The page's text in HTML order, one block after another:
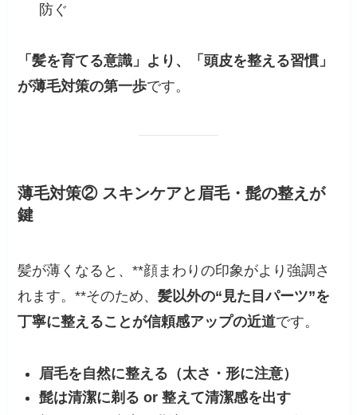
防ぐ
「髪を育てる意識」より、「頭皮を整える習慣」
が薄毛対策の第一歩です。
薄毛対策② スキンケアと眉毛・髭の整えが
鍵
髪が薄くなると、**顔まわりの印象がより強調さ
れます。**そのため、髪以外の“見た目パーツ”を
丁寧に整えることが信頼感アップの近道です。
眉毛を自然に整える（太さ・形に注意）
髭は清潔に剃る or 整えて清潔感を出す